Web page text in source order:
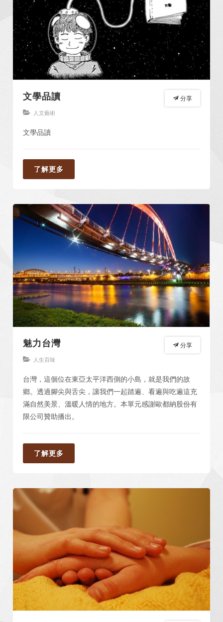
分享
文學品讀
人文藝術
文學品讀
了解更多
分享
魅力台灣
人生百味
台灣，這個位在東亞太平洋西側的小島，就是我們的故
鄉。透過腳尖與舌尖，讓我們一起踏遍、看遍與吃遍這充
滿自然美景、溫暖人情的地方。本單元感謝歐都納股份有
限公司贊助播出。
了解更多